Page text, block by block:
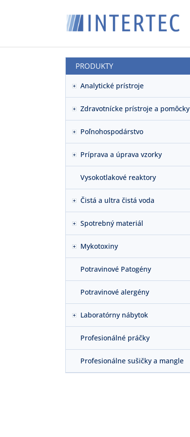
PRODUKTY
Analytické prístroje
Zdravotnícke prístroje a pomôcky
Poľnohospodárstvo
Príprava a úprava vzorky
Vysokotlakové reaktory
Čistá a ultra čistá voda
Spotrebný materiál
Mykotoxiny
Potravinové Patogény
Potravinové alergény
Laboratórny nábytok
Profesionálné práčky
Profesionálne sušičky a mangle